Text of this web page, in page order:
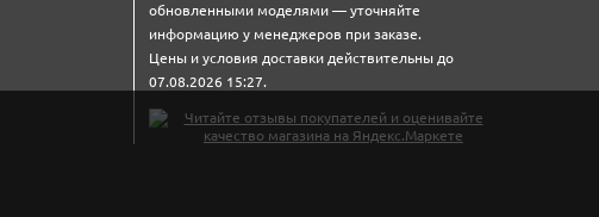
обновленными моделями — уточняйте
информацию у менеджеров при заказе.
Цены и условия доставки действительны до
07.08.2026 15:27.